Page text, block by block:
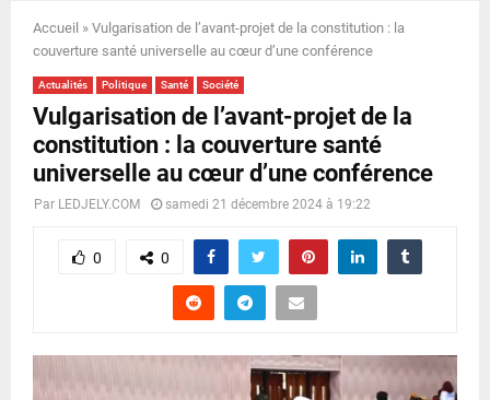
N
U
Accueil » Vulgarisation de l’avant-projet de la constitution : la
couverture santé universelle au cœur d’une conférence
Actualités Politique Santé Société
Vulgarisation de l’avant-projet de la
constitution : la couverture santé
universelle au cœur d’une conférence
Par LEDJELY.COM samedi 21 décembre 2024 à 19:22
0 0